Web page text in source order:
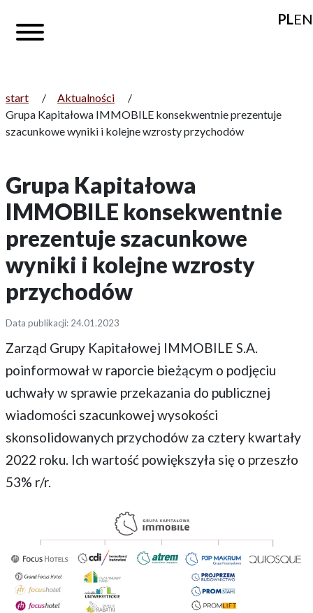
PLEN
start / Aktualności
/
Grupa Kapitałowa IMMOBILE konsekwentnie prezentuje
szacunkowe wyniki i kolejne wzrosty przychodów
Grupa Kapitałowa
IMMOBILE konsekwentnie
prezentuje szacunkowe
wyniki i kolejne wzrosty
przychodów
Data publikacji: 24.01.2023
Zarząd Grupy Kapitałowej IMMOBILE S.A.
poinformował w raporcie bieżącym o podjęciu
uchwały w sprawie przekazania do publicznej
wiadomości szacunkowej wysokości
skonsolidowanych przychodów za cztery kwartały
2022 roku. Ich wartość powiększyła się o przeszło
53% r/r.